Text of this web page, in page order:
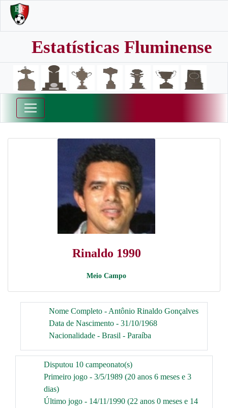
Estatísticas Fluminense
Rinaldo 1990
Meio Campo
Nome Completo - Antônio Rinaldo Gonçalves
Data de Nascimento - 31/10/1968
Nacionalidade - Brasil - Paraíba
Disputou 10 campeonato(s)
Primeiro jogo - 3/5/1989 (20 anos 6 meses e 3
dias)
Último jogo - 14/11/1990 (22 anos 0 meses e 14